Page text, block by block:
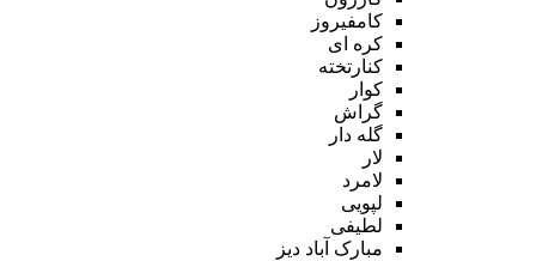
کامفیروز
کره ای
کنارتخته
کوار
گراش
گله دار
لار
لامرد
لپویی
لطیفی
مبارک آباد دیز